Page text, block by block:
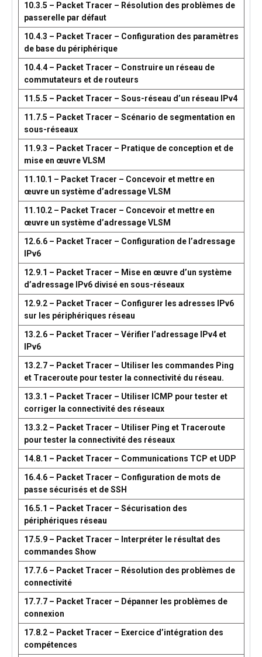
10.3.5 – Packet Tracer – Résolution des problèmes de
passerelle par défaut
10.4.3 – Packet Tracer – Configuration des paramètres
de base du périphérique
10.4.4 – Packet Tracer – Construire un réseau de
commutateurs et de routeurs
11.5.5 – Packet Tracer – Sous-réseau d’un réseau IPv4
11.7.5 – Packet Tracer – Scénario de segmentation en
sous-réseaux
11.9.3 – Packet Tracer – Pratique de conception et de
mise en œuvre VLSM
11.10.1 – Packet Tracer – Concevoir et mettre en
œuvre un système d’adressage VLSM
11.10.2 – Packet Tracer – Concevoir et mettre en
œuvre un système d’adressage VLSM
12.6.6 – Packet Tracer – Configuration de l’adressage
IPv6
12.9.1 – Packet Tracer – Mise en œuvre d’un système
d’adressage IPv6 divisé en sous-réseaux
12.9.2 – Packet Tracer – Configurer les adresses IPv6
sur les périphériques réseau
13.2.6 – Packet Tracer – Vérifier l’adressage IPv4 et
IPv6
13.2.7 – Packet Tracer – Utiliser les commandes Ping
et Traceroute pour tester la connectivité du réseau.
13.3.1 – Packet Tracer – Utiliser ICMP pour tester et
corriger la connectivité des réseaux
13.3.2 – Packet Tracer – Utiliser Ping et Traceroute
pour tester la connectivité des réseaux
14.8.1 – Packet Tracer – Communications TCP et UDP
16.4.6 – Packet Tracer – Configuration de mots de
passe sécurisés et de SSH
16.5.1 – Packet Tracer – Sécurisation des
périphériques réseau
17.5.9 – Packet Tracer – Interpréter le résultat des
commandes Show
17.7.6 – Packet Tracer – Résolution des problèmes de
connectivité
17.7.7 – Packet Tracer – Dépanner les problèmes de
connexion
17.8.2 – Packet Tracer – Exercice d’intégration des
compétences